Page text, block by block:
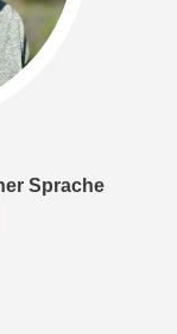
Sprache